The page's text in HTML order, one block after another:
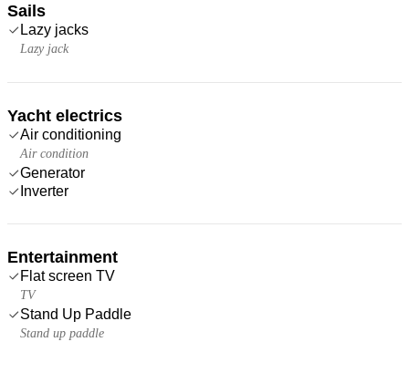
Sails
Lazy jacks
Lazy jack
Yacht electrics
Air conditioning
Air condition
Generator
Inverter
Entertainment
Flat screen TV
TV
Stand Up Paddle
Stand up paddle